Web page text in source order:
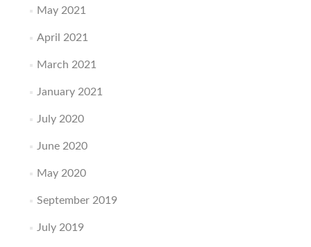
May 2021
April 2021
March 2021
January 2021
July 2020
June 2020
May 2020
September 2019
July 2019